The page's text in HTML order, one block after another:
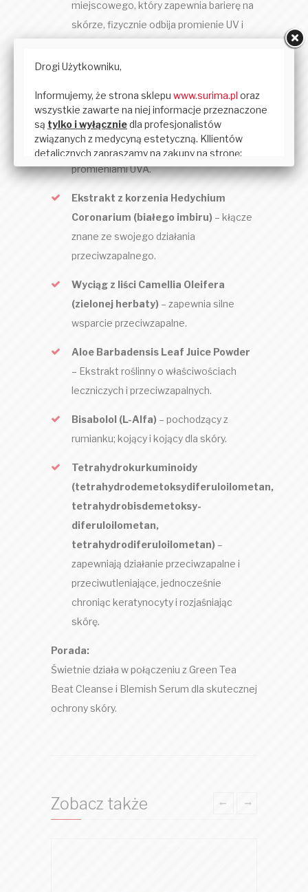
miejscowego, który zapewnia barierę na
skórze, fizycznie odbija promienie UV i
obszarów.
Ekstrakt Porphyra Umbilicalis
(Czerwona Alga)– Chroni przed
przedwczesnym starzeniem się i
fotostarzeniem wywołanym
promieniami UVA.
Ekstrakt z korzenia Hedychium
Coronarium (białego imbiru) – kłącze
znane ze swojego działania
przeciwzapalnego.
Wyciąg z liści Camellia Oleifera
(zielonej herbaty) – zapewnia silne
wsparcie przeciwzapalne.
Aloe Barbadensis Leaf Juice Powder
– Ekstrakt roślinny o właściwościach
leczniczych i przeciwzapalnych.
Bisabolol (L-Alfa) – pochodzący z
rumianku; kojący i kojący dla skóry.
Tetrahydrokurkuminoidy
(tetrahydrodemetoksydiferuloilometan,
tetrahydrobisdemetoksy-
diferuloilometan,
tetrahydrodiferuloilometan) –
zapewniają działanie przeciwzapalne i
przeciwutleniające, jednocześnie
chroniąc keratynocyty i rozjaśniając
skórę.
Porada:
Świetnie działa w połączeniu z Green Tea
Beat Cleanse i Blemish Serum dla skutecznej
ochrony skóry.
Zobacz także